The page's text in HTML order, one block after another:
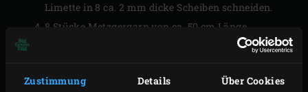
Zustimmung Details Über Cookies
Limette in 8 ca. 2 mm dicke Scheiben schneiden.
8 Stücke Metzgergarn von ca. 50 cm Länge
einem Drittel und bei zwei Dritteln des Blatts